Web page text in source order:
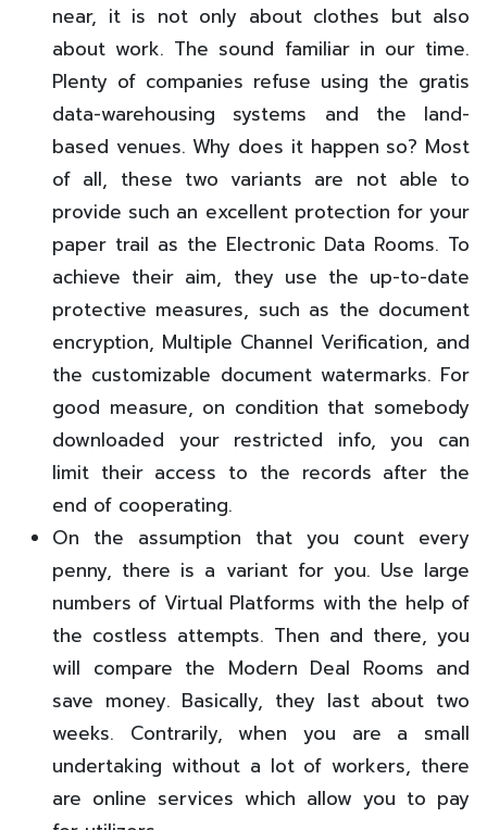
near, it is not only about clothes but also
about work. The sound familiar in our time.
Plenty of companies refuse using the gratis
data-warehousing systems and the land-
based venues. Why does it happen so? Most
of all, these two variants are not able to
provide such an excellent protection for your
paper trail as the Electronic Data Rooms. To
achieve their aim, they use the up-to-date
protective measures, such as the document
encryption, Multiple Channel Verification, and
the customizable document watermarks. For
good measure, on condition that somebody
downloaded your restricted info, you can
limit their access to the records after the
end of cooperating.
On the assumption that you count every
penny, there is a variant for you. Use large
numbers of Virtual Platforms with the help of
the costless attempts. Then and there, you
will compare the Modern Deal Rooms and
save money. Basically, they last about two
weeks. Contrarily, when you are a small
undertaking without a lot of workers, there
are online services which allow you to pay